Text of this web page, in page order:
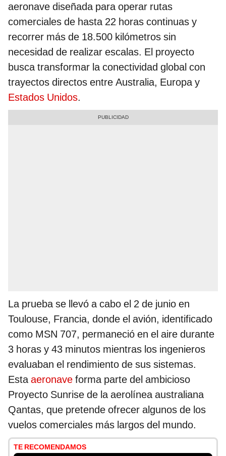
aeronave diseñada para operar rutas
comerciales de hasta 22 horas continuas y
recorrer más de 18.500 kilómetros sin
necesidad de realizar escalas. El proyecto
busca transformar la conectividad global con
trayectos directos entre Australia, Europa y
Estados Unidos.
La prueba se llevó a cabo el 2 de junio en
Toulouse, Francia, donde el avión, identificado
como MSN 707, permaneció en el aire durante
3 horas y 43 minutos mientras los ingenieros
evaluaban el rendimiento de sus sistemas.
Estaaeronave forma parte del ambicioso
Proyecto Sunrise de la aerolínea australiana
Qantas, que pretende ofrecer algunos de los
vuelos comerciales más largos del mundo.
TE RECOMENDAMOS